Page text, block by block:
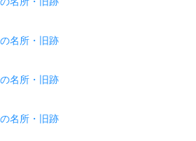
名所・旧跡
名所・旧跡
名所・旧跡